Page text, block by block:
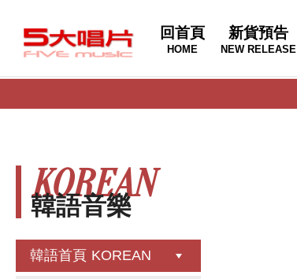
回首頁
HOME
新貨預告
NEW RELEASE
韓語音樂
KOREAN
韓語首頁 KOREAN